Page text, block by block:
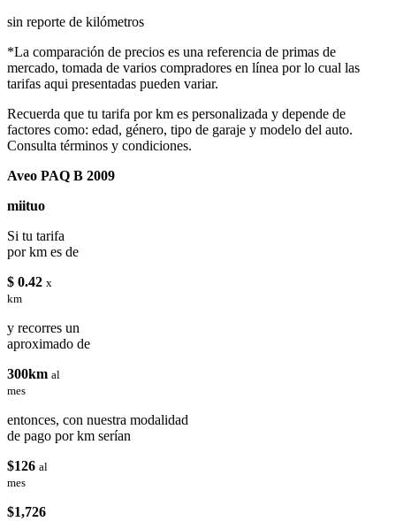
sin reporte de kilómetros
*La comparación de precios es una referencia de primas de
mercado, tomada de varios compradores en línea por lo cual las
tarifas aqui presentadas pueden variar.
Recuerda que tu tarifa por km es personalizada y depende de
factores como: edad, género, tipo de garaje y modelo del auto.
Consulta términos y condiciones.
Aveo PAQ B 2009
miituo
Si tu tarifa
por km es de
$ 0.42 x
km
y recorres un
aproximado de
300km al
mes
entonces, con nuestra modalidad
de pago por km serían
$126 al
mes
$1,726